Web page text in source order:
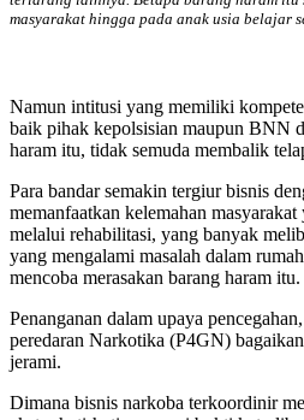
masyarakat hingga pada anak usia belajar
Namun intitusi yang memiliki
baik pihak kepolsisian maupun BNN
haram itu, tidak semuda membalik
Para bandar semakin tergiur bisnis
memanfaatkan kelemahan
melalui rehabilitasi, yang banyak
yang mengalami masalah dalam
mencoba merasakan barang haram itu.
Penanganan dalam upaya
peredaran Narkotika (P4GN)
jerami.
Dimana bisnis narkoba terkoordinir